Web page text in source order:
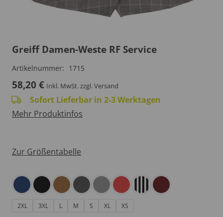
Greiff Damen-Weste RF Service
Artikelnummer: 1715
58,20 € Inkl. MwSt.zzgl. Versand
Sofort Lieferbar in 2-3 Werktagen
Mehr Produktinfos
Zur Größentabelle
2XL 3XL L M S XL XS